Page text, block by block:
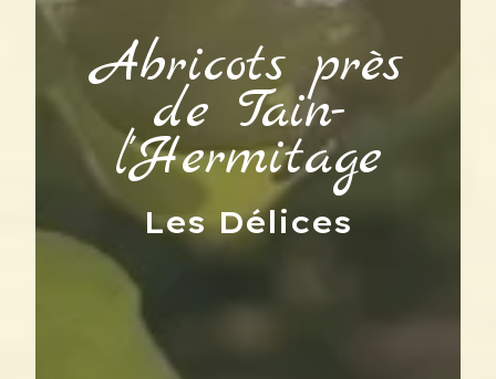
Abricots près
de Tain-
l'Hermitage
Les Délices